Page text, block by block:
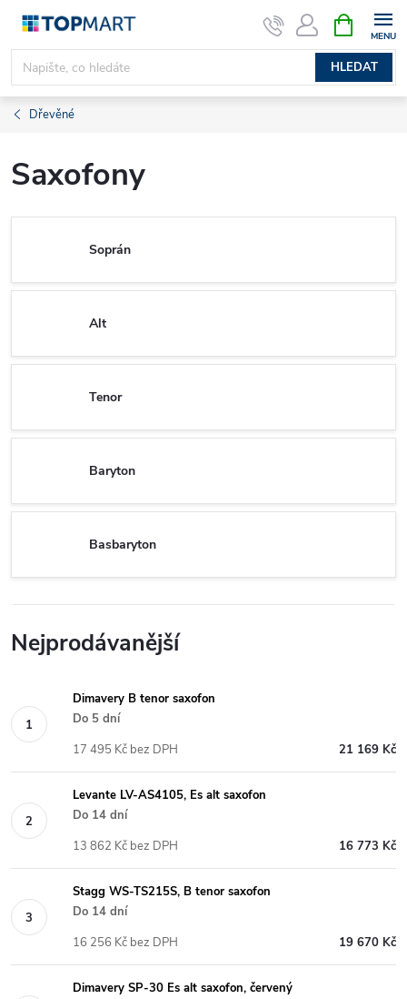
Přejít
obsah
HLEDAT
NÁKUPNÍ
KOŠÍK
Dřevěné
Saxofony
Soprán
Alt
Tenor
Baryton
Basbaryton
Nejprodávanější
Dimavery B tenor saxofon
Do 5 dní
21 169 Kč
17 495 Kč bez DPH
Levante LV-AS4105, Es alt saxofon
Do 14 dní
16 773 Kč
13 862 Kč bez DPH
Stagg WS-TS215S, B tenor saxofon
Do 14 dní
19 670 Kč
16 256 Kč bez DPH
Dimavery SP-30 Es alt saxofon, červený